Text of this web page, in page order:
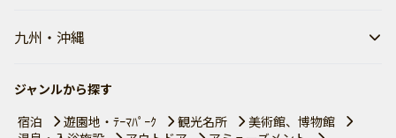
九州・沖縄
ジャンルから探す
宿泊
遊園地・ﾃｰﾏﾊﾟｰｸ 観光名所
美術館、博物館